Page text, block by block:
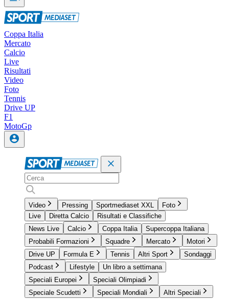
Coppa Italia
Mercato
Calcio
Live
Risultati
Video
Foto
Tennis
Drive UP
F1
MotoGp
Video Pressing Sportmediaset XXL
Foto
Live
Diretta Calcio
Risultati e Classifiche
News Live
Calcio Coppa Italia
Supercoppa Italiana
Probabili Formazioni
Squadre Mercato
Motori
Drive UP
Formula E Tennis Altri Sport
Sondaggi
Podcast
Lifestyle
Un libro a settimana
Speciali Europei
Speciali Olimpiadi
Speciale Scudetti
Speciali Mondiali Altri Speciali